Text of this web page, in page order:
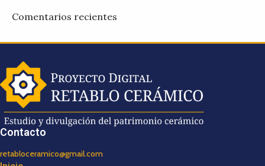
Comentarios recientes
Contacto
retabloceramico@gmail.com